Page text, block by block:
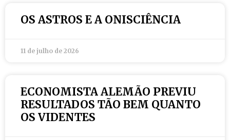
OS ASTROS E A ONISCIÊNCIA
11 de julho de 2026
ECONOMISTA ALEMÃO PREVIU
RESULTADOS TÃO BEM QUANTO
OS VIDENTES